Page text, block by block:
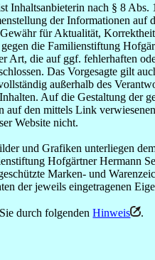
nach § 8 Abs.
der Informationen auf
für Aktualität,
die Familienstiftung
Art, die auf ggf. fehlerhaften
Das Vorgesagte gilt
außerhalb des
Auf die Gestaltung der
auf den mittels Link
Website nicht.
und Grafiken unterliegen
Hofgärtner Hermann
Marken- und
der jeweils eingetragenen
durch folgendenHinweis .